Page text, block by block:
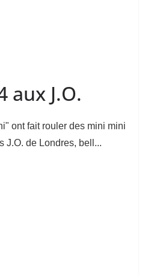
aux J.O.
ont fait rouler des mini mini
J.O. de Londres, bell...